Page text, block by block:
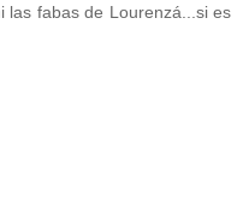
las fabas de Lourenzá...si es